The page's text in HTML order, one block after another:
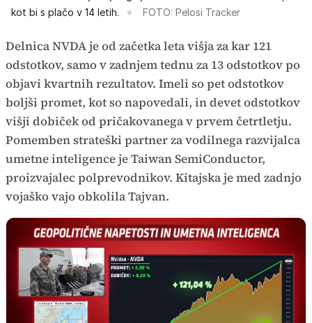
kot bi s plačo v 14 letih.
FOTO: Pelosi Tracker
Delnica NVDA je od začetka leta višja za kar 121
odstotkov, samo v zadnjem tednu za 13 odstotkov po
objavi kvartnih rezultatov. Imeli so pet odstotkov
boljši promet, kot so napovedali, in devet odstotkov
višji dobiček od pričakovanega v prvem četrtletju.
Pomemben strateški partner za vodilnega razvijalca
umetne inteligence je Taiwan SemiConductor,
proizvajalec polprevodnikov. Kitajska je med zadnjo
vojaško vajo obkolila Tajvan.